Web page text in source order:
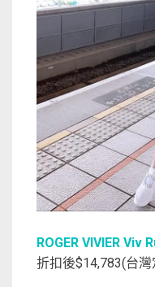
ROGER VIVIER Viv
折扣後$14,783(台